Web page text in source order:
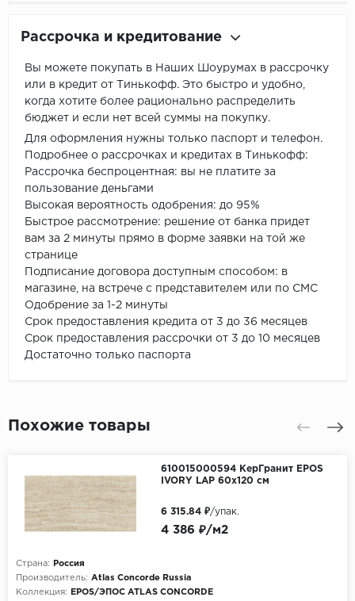
Рассрочка и кредитование
Вы можете покупать в Наших Шоурумах в рассрочку
или в кредит от Тинькофф. Это быстро и удобно,
когда хотите более рационально распределить
бюджет и если нет всей суммы на покупку.
Для оформления нужны только паспорт и телефон.
Подробнее о рассрочках и кредитах в Тинькофф:
Рассрочка беспроцентная: вы не платите за
пользование деньгами
Высокая вероятность одобрения: до 95%
Быстрое рассмотрение: решение от банка придет
вам за 2 минуты прямо в форме заявки на той же
странице
Подписание договора доступным способом: в
магазине, на встрече с представителем или по СМС
Одобрение за 1-2 минуты
Срок предоставления кредита от 3 до 36 месяцев
Срок предоставления рассрочки от 3 до 10 месяцев
Достаточно только паспорта
Похожие товары
610015000594 КерГранит EPOS
IVORY LAP 60x120 см
Страна:
Россия
Производитель: Atlas Concorde Russia
Коллекция:
EPOS/ЭПОС ATLAS CONCORDE
4 386 ₽/м2
6 315.84 ₽/упак.